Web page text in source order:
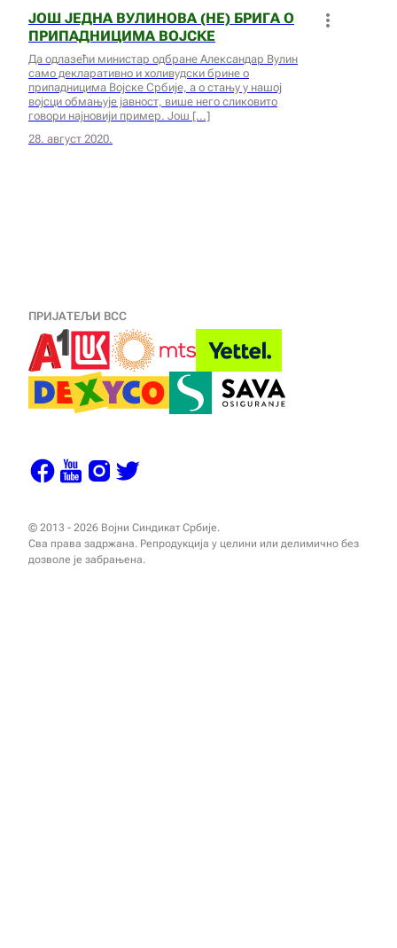
ЈОШ ЈЕДНА ВУЛИНОВА (НЕ) БРИГА О
ПРИПАДНИЦИМА ВОЈСКЕ
Да одлазећи министар одбране Александар Вулин
само декларативно и холивудски брине о
припадницима Војске Србије, а о стању у нашој
војсци обмањује јавност, више него сликовито
говори најновији пример. Још
28. август 2020.
ПРИЈАТЕЉИ ВСС
© 2013 - 2026 Војни Синдикат Србије.
Сва права задржана. Репродукција у целини или делимично без
дозволе је забрањена.